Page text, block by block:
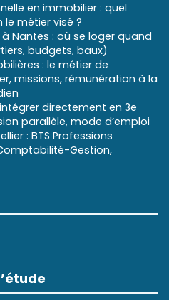
en immobilier : quel
métier visé ?
Nantes : où se loger quand
budgets, baux)
: le métier de
missions, rémunération à la
directement en 3e
parallèle, mode d’emploi
: BTS Professions
Gestion,